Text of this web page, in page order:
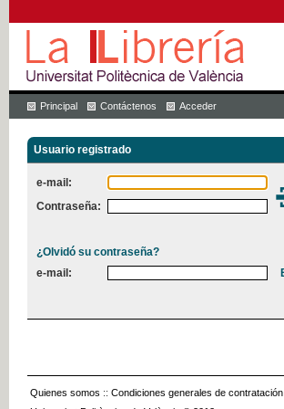
Principal Contáctenos Acceder
Usuario registrado
e-mail:
Contraseña:
¿Olvidó su contraseña?
e-mail:
Quienes somos :: Condiciones generales de contratación